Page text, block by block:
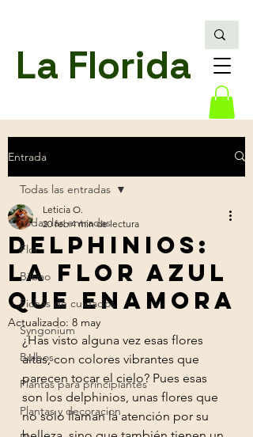
La Florida
Entrada
Todas las entradas
Flor
Bilbao
Fichas de cuidados
Syngonium
Bulbos
Plantas para principiantes
Plantas y decoracion
Todas las entradas
Delphinios:
La flor azul
que enamora
Leticia O.
20 feb 4 min de lectura
Actualizado: 8 may
¿Has visto alguna vez esas flores
altas, con colores vibrantes que
parecen tocar el cielo? Pues esas
son los delphinios, unas flores que
no solo llaman la atención por su